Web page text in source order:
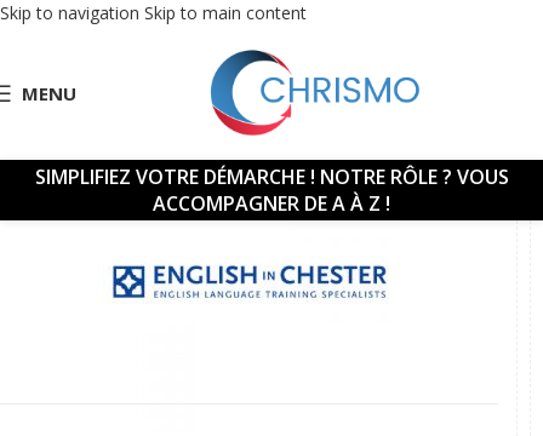
Skip to navigation Skip to main content
MENU
SIMPLIFIEZ VOTRE DÉMARCHE ! NOTRE RÔLE ? VOUS
ACCOMPAGNER DE A À Z !